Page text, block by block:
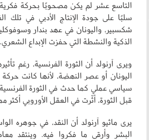
التاسع عشر لم يكن مصحوبًا بحركة
سلبًا على جودة الإنتاج الأدبي في تلك
شكسبير، واليونان في عهد بندار
الذكية والنشطة التي حفزت الإبداع الشعري.
ويرى آرنولد أن الثورة الفرنسية، رغم
اليونان أو عصر النهضة، لأنها كانت
سياسي عملي كما حدث في الثورة
قبل الثورة، أثّرت في العقل الأوروبي
يرى ماثيو آرنولد أن النقد، في جوهره
البشر وأرقى ما فكروا فيه. وينتقد